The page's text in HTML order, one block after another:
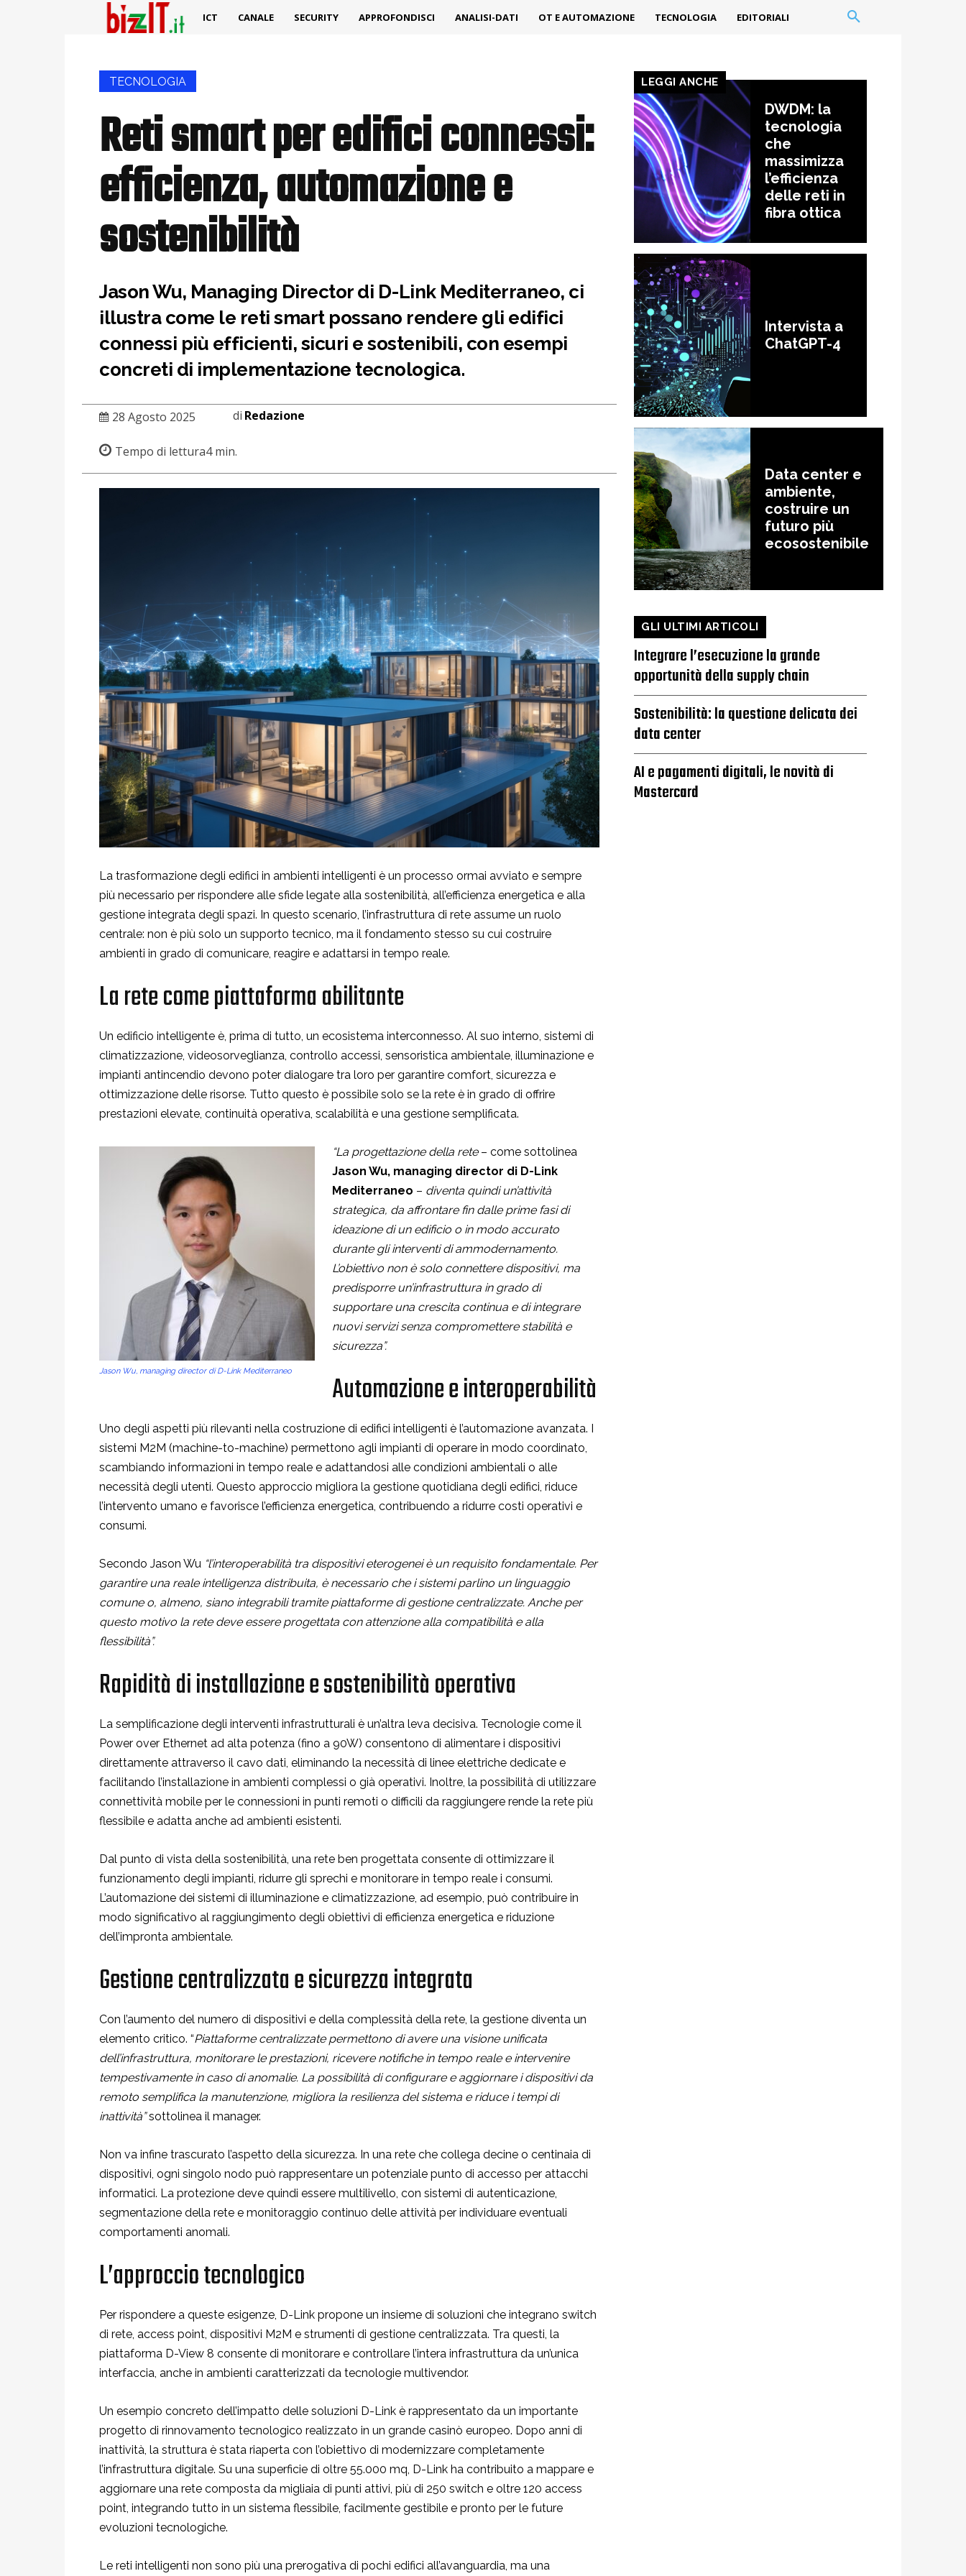
ICT CANALE SECURITY APPROFONDISCI ANALISI-DATI OT E AUTOMAZIONE TECNOLOGIA EDITORIALI
TECNOLOGIA
Reti smart per edifici connessi:
efficienza, automazione e
sostenibilità
Jason Wu, Managing Director di D-Link Mediterraneo, ci
illustra come le reti smart possano rendere gli edifici
connessi più efficienti, sicuri e sostenibili, con esempi
concreti di implementazione tecnologica.
28 Agosto 2025
Tempo di lettura4min.
di Redazione
La trasformazione degli edifici in ambienti intelligenti è un processo ormai avviato e sempre
più necessario per rispondere alle sfide legate alla sostenibilità, all’efficienza energetica e alla
gestione integrata degli spazi. In questo scenario, l’infrastruttura di rete assume un ruolo
centrale: non è più solo un supporto tecnico, ma il fondamento stesso su cui costruire
ambienti in grado di comunicare, reagire e adattarsi in tempo reale.
La rete come piattaforma abilitante
Un edificio intelligente è, prima di tutto, un ecosistema interconnesso. Al suo interno, sistemi di
climatizzazione, videosorveglianza, controllo accessi, sensoristica ambientale, illuminazione e
impianti antincendio devono poter dialogare tra loro per garantire comfort, sicurezza e
ottimizzazione delle risorse. Tutto questo è possibile solo se la rete è in grado di offrire
prestazioni elevate, continuità operativa, scalabilità e una gestione semplificata.
Jason Wu, managing director di D-Link Mediterraneo
“La progettazione della rete– come sottolinea
Jason Wu, managing director di D-Link
Mediterraneo – diventa quindi un’attività
strategica, da affrontare fin dalle prime fasi di
ideazione di un edificio o in modo accurato
durante gli interventi di ammodernamento.
L’obiettivo non è solo connettere dispositivi, ma
predisporre un’infrastruttura in grado di
supportare una crescita continua e di integrare
nuovi servizi senza compromettere stabilità e
sicurezza”.
Automazione e interoperabilità
Uno degli aspetti più rilevanti nella costruzione di edifici intelligenti è l’automazione avanzata. I
sistemi M2M (machine-to-machine) permettono agli impianti di operare in modo coordinato,
scambiando informazioni in tempo reale e adattandosi alle condizioni ambientali o alle
necessità degli utenti. Questo approccio migliora la gestione quotidiana degli edifici, riduce
l’intervento umano e favorisce l’efficienza energetica, contribuendo a ridurre costi operativi e
consumi.
Secondo Jason Wu “l’interoperabilità tra dispositivi eterogenei è un requisito fondamentale. Per
garantire una reale intelligenza distribuita, è necessario che i sistemi parlino un linguaggio
comune o, almeno, siano integrabili tramite piattaforme di gestione centralizzate. Anche per
questo motivo la rete deve essere progettata con attenzione alla compatibilità e alla
flessibilità”.
Rapidità di installazione e sostenibilità operativa
La semplificazione degli interventi infrastrutturali è un’altra leva decisiva. Tecnologie come il
Power over Ethernet ad alta potenza (fino a 90W) consentono di alimentare i dispositivi
direttamente attraverso il cavo dati, eliminando la necessità di linee elettriche dedicate e
facilitando l’installazione in ambienti complessi o già operativi. Inoltre, la possibilità di utilizzare
connettività mobile per le connessioni in punti remoti o difficili da raggiungere rende la rete più
flessibile e adatta anche ad ambienti esistenti.
Dal punto di vista della sostenibilità, una rete ben progettata consente di ottimizzare il
funzionamento degli impianti, ridurre gli sprechi e monitorare in tempo reale i consumi.
L’automazione dei sistemi di illuminazione e climatizzazione, ad esempio, può contribuire in
modo significativo al raggiungimento degli obiettivi di efficienza energetica e riduzione
dell’impronta ambientale.
Gestione centralizzata e sicurezza integrata
Con l’aumento del numero di dispositivi e della complessità della rete, la gestione diventa un
elemento critico. “Piattaforme centralizzate permettono di avere una visione unificata
dell’infrastruttura, monitorare le prestazioni, ricevere notifiche in tempo reale e intervenire
tempestivamente in caso di anomalie. La possibilità di configurare e aggiornare i dispositivi da
remoto semplifica la manutenzione, migliora la resilienza del sistema e riduce i tempi di
inattività”sottolinea il manager.
Non va infine trascurato l’aspetto della sicurezza. In una rete che collega decine o centinaia di
dispositivi, ogni singolo nodo può rappresentare un potenziale punto di accesso per attacchi
informatici. La protezione deve quindi essere multilivello, con sistemi di autenticazione,
segmentazione della rete e monitoraggio continuo delle attività per individuare eventuali
comportamenti anomali.
L’approccio tecnologico
Per rispondere a queste esigenze, D-Link propone un insieme di soluzioni che integrano switch
di rete, access point, dispositivi M2M e strumenti di gestione centralizzata. Tra questi, la
piattaforma D-View 8 consente di monitorare e controllare l’intera infrastruttura da un’unica
interfaccia, anche in ambienti caratterizzati da tecnologie multivendor.
Un esempio concreto dell’impatto delle soluzioni D-Link è rappresentato da un importante
progetto di rinnovamento tecnologico realizzato in un grande casinò europeo. Dopo anni di
inattività, la struttura è stata riaperta con l’obiettivo di modernizzare completamente
l’infrastruttura digitale. Su una superficie di oltre 55.000 mq, D-Link ha contribuito a mappare e
aggiornare una rete composta da migliaia di punti attivi, più di 250 switch e oltre 120 access
point, integrando tutto in un sistema flessibile, facilmente gestibile e pronto per le future
evoluzioni tecnologiche.
Le reti intelligenti non sono più una prerogativa di pochi edifici all’avanguardia, ma una
LEGGI ANCHE
DWDM: la
tecnologia
che
massimizza
l’efficienza
delle reti in
fibra ottica
Intervista a
ChatGPT-4
Data center e
ambiente,
costruire un
futuro più
ecosostenibile
GLI ULTIMI ARTICOLI
Integrare l’esecuzione la grande
opportunità della supply chain
Sostenibilità: la questione delicata dei
data center
AI e pagamenti digitali, le novità di
Mastercard